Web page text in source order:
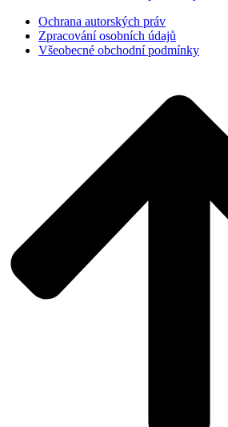
Ochrana autorských práv
Zpracování osobních údajů
Všeobecné obchodní podmínky